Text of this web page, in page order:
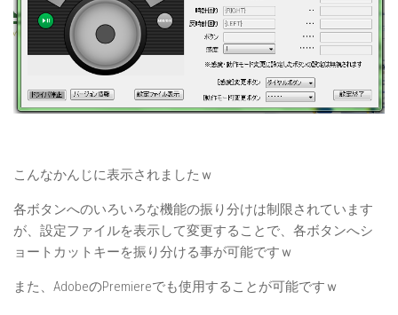
こんなかんじに表示されましたｗ
各ボタンへのいろいろな機能の振り分けは制限されています
が、設定ファイルを表示して変更することで、各ボタンへシ
ョートカットキーを振り分ける事が可能ですｗ
また、AdobeのPremiereでも使用することが可能ですｗ